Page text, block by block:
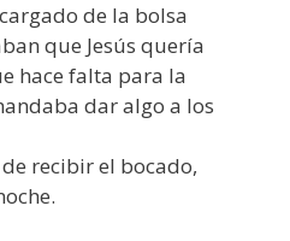
de la bolsa
que Jesús quería
hace falta para la
dar algo a los
recibir el bocado,